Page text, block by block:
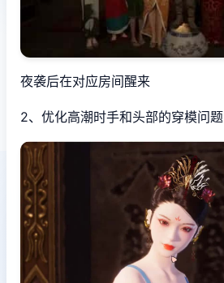
夜袭后在对应房间醒来
2、优化高潮时手和头部的穿模问题